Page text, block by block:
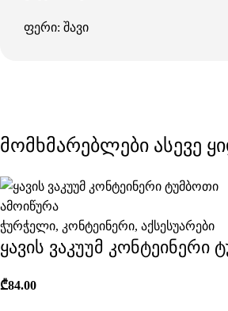
ფერი: შავი
მომხმარებლები ასევე
ამოიწურა
ჭურჭელი, კონტეინერი, აქსესუარები
ყავის ვაკუუმ კონტეინერი
₾84.00